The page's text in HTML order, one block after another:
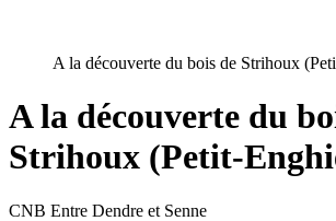
A la découverte du bois de Strihoux
A la découverte du
Strihoux (Petit-
CNB Entre Dendre et Senne